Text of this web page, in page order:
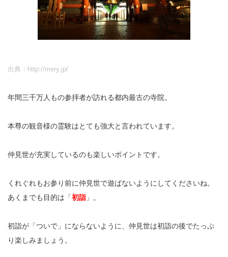
出典：http://mery.jp/
年間三千万人もの参拝者が訪れる都内最古の寺院。
本尊の観音様の霊験はとても強大と言われています。
仲見世が充実しているのも楽しいポイントです。
くれぐれもお参り前に仲見世で遊ばないようにしてくださいね。
あくまでも目的は「初詣 」。
初詣が「ついで」にならないように、仲見世は初詣の後でたっぷ
り楽しみましょう。